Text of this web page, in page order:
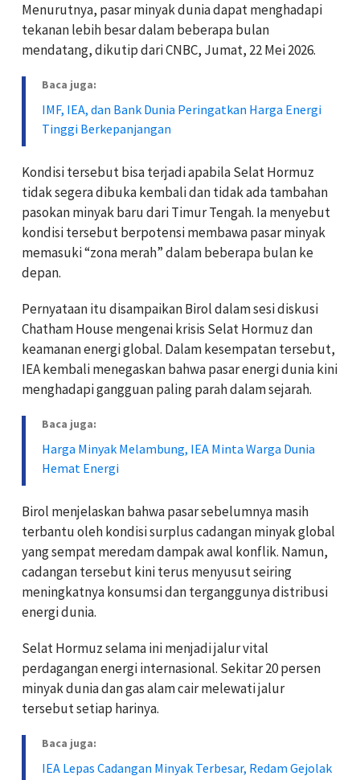
Menurutnya, pasar minyak dunia dapat menghadapi
tekanan lebih besar dalam beberapa bulan
mendatang, dikutip dari CNBC, Jumat, 22 Mei 2026.
Baca juga:
IMF, IEA, dan Bank Dunia Peringatkan Harga Energi
Tinggi Berkepanjangan
Kondisi tersebut bisa terjadi apabila Selat Hormuz
tidak segera dibuka kembali dan tidak ada tambahan
pasokan minyak baru dari Timur Tengah. Ia menyebut
kondisi tersebut berpotensi membawa pasar minyak
memasuki “zona merah” dalam beberapa bulan ke
depan.
Pernyataan itu disampaikan Birol dalam sesi diskusi
Chatham House mengenai krisis Selat Hormuz dan
keamanan energi global. Dalam kesempatan tersebut,
IEA kembali menegaskan bahwa pasar energi dunia kini
menghadapi gangguan paling parah dalam sejarah.
Baca juga:
Harga Minyak Melambung, IEA Minta Warga Dunia
Hemat Energi
Birol menjelaskan bahwa pasar sebelumnya masih
terbantu oleh kondisi surplus cadangan minyak global
yang sempat meredam dampak awal konflik. Namun,
cadangan tersebut kini terus menyusut seiring
meningkatnya konsumsi dan terganggunya distribusi
energi dunia.
Selat Hormuz selama ini menjadi jalur vital
perdagangan energi internasional. Sekitar 20 persen
minyak dunia dan gas alam cair melewati jalur
tersebut setiap harinya.
Baca juga:
IEA Lepas Cadangan Minyak Terbesar, Redam Gejolak